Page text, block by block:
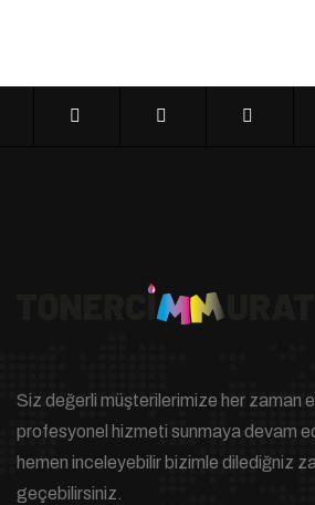
Siz değerli müşterilerimize her zaman
profesyonel hizmeti sunmaya devam
hemen inceleyebilir bizimle dilediğniz
geçebilirsiniz.